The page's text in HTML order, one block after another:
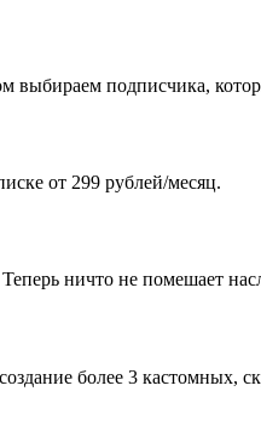
выбираем подписчика,
от 299 рублей/месяц.
ничто не помешает
более 3 кастомных,